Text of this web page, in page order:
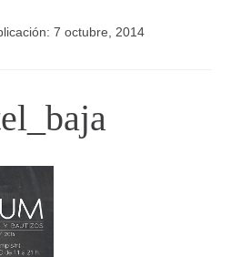
7 octubre, 2014